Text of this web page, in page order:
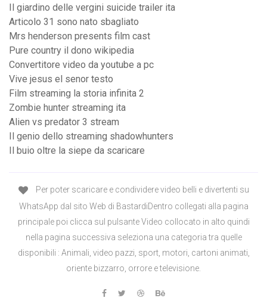
Il giardino delle vergini suicide trailer ita
Articolo 31 sono nato sbagliato
Mrs henderson presents film cast
Pure country il dono wikipedia
Convertitore video da youtube a pc
Vive jesus el senor testo
Film streaming la storia infinita 2
Zombie hunter streaming ita
Alien vs predator 3 stream
Il genio dello streaming shadowhunters
Il buio oltre la siepe da scaricare
Per poter scaricare e condividere video belli e divertenti su
WhatsApp dal sito Web di BastardiDentro collegati alla pagina
principale poi clicca sul pulsante Video collocato in alto quindi
nella pagina successiva seleziona una categoria tra quelle
disponibili : Animali, video pazzi, sport, motori, cartoni animati,
oriente bizzarro, orrore e televisione.